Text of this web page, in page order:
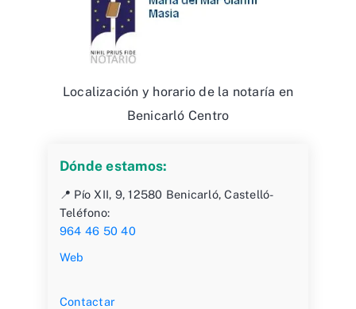
Localización y horario de la notaría en
Benicarló Centro
Dónde estamos:
📍 Pío XII, 9, 12580 Benicarló, Castelló-
Teléfono:
964 46 50 40
Web
Contactar